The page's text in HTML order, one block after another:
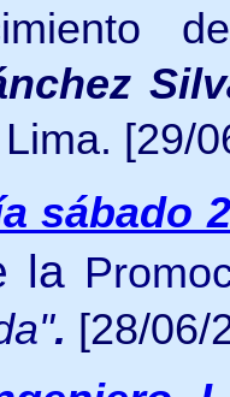
[29/
sábado
la
. [28/06/